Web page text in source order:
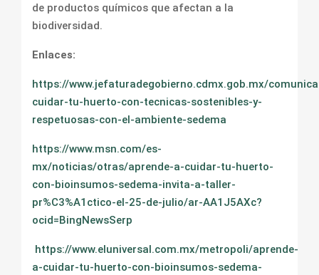
de productos químicos que afectan a la
biodiversidad.
Enlaces:
https://www.jefaturadegobierno.cdmx.gob.mx/
cuidar-tu-huerto-con-tecnicas-sostenibles-y-
respetuosas-con-el-ambiente-sedema
https://www.msn.com/es-
mx/noticias/otras/aprende-a-cuidar-tu-huerto-
con-bioinsumos-sedema-invita-a-taller-
pr%C3%A1ctico-el-25-de-julio/ar-AA1J5AXc?
ocid=BingNewsSerp
https://www.eluniversal.com.mx/metropoli/aprende-
a-cuidar-tu-huerto-con-bioinsumos-sedema-